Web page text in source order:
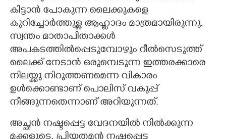
കിട്ടാൻ പോകുന്ന ലൈക്കുകളെ
കുറിച്ചോർത്തുള്ള ആഹ്ലാദം മാത്രമായിരുന്നു.
സ്വന്തം മാതാപിതാക്കൾ
അപകടത്തിൽപ്പെടുമ്പോഴും റീൽസെടുത്ത്
ലൈക്ക് നേടാൻ ഒരുമ്പെടുന്ന ഇത്തരക്കാരെ
നിലയ്ക്കു നിറുത്തണമെന്ന വികാരം
ഉൾക്കൊണ്ടാണ് പൊലിസ് വകുപ്പ്
നീങ്ങുന്നതെന്നാണ് അറിയുന്നത്.
അച്ഛൻ നഷ്ടപ്പെട്ട വേദനയിൽ നിൽക്കുന്ന